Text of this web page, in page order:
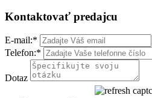
Kontaktovať predajcu
E-mail:*
Telefon:*
Dotaz